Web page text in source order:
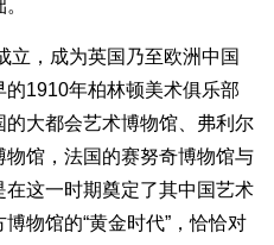
，成为英国乃至欧洲中国
1910年柏林顿美术俱乐部
大都会艺术博物馆、弗利尔
馆，法国的赛努奇博物馆与
这一时期奠定了其中国艺术
物馆的“黄金时代”，恰恰对